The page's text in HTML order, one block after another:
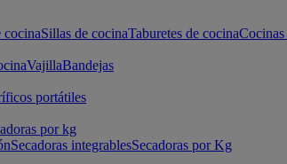
cocinaSillas de cocinaTaburetes de cocina
VajillaBandejas
portátiles
por kg
Secadoras integrablesSecadoras por Kg